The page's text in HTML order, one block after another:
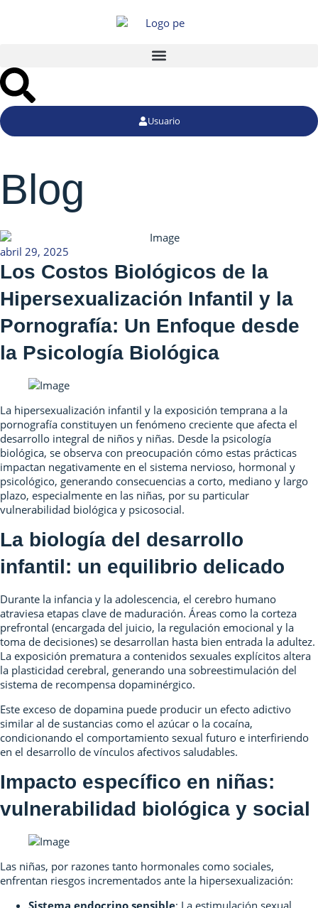
Usuario
Blog
abril 29, 2025
Los Costos Biológicos de la
Hipersexualización Infantil y la
Pornografía: Un Enfoque desde
la Psicología Biológica
La hipersexualización infantil y la exposición temprana a la
pornografía constituyen un fenómeno creciente que afecta el
desarrollo integral de niños y niñas. Desde la psicología
biológica, se observa con preocupación cómo estas prácticas
impactan negativamente en el sistema nervioso, hormonal y
psicológico, generando consecuencias a corto, mediano y largo
plazo, especialmente en las niñas, por su particular
vulnerabilidad biológica y psicosocial.
La biología del desarrollo
infantil: un equilibrio delicado
Durante la infancia y la adolescencia, el cerebro humano
atraviesa etapas clave de maduración. Áreas como la corteza
prefrontal (encargada del juicio, la regulación emocional y la
toma de decisiones) se desarrollan hasta bien entrada la adultez.
La exposición prematura a contenidos sexuales explícitos altera
la plasticidad cerebral, generando una sobreestimulación del
sistema de recompensa dopaminérgico.
Este exceso de dopamina puede producir un efecto adictivo
similar al de sustancias como el azúcar o la cocaína,
condicionando el comportamiento sexual futuro e interfiriendo
en el desarrollo de vínculos afectivos saludables.
Impacto específico en niñas:
vulnerabilidad biológica y social
Las niñas, por razones tanto hormonales como sociales,
enfrentan riesgos incrementados ante la hipersexualización:
Sistema endocrino sensible: La estimulación sexual